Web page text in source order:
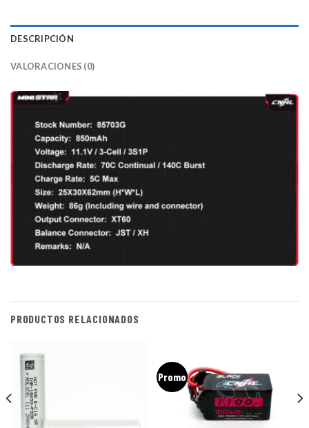
DESCRIPCIÓN
VALORACIONES (0)
PRODUCTOS RELACIONADOS
Promo